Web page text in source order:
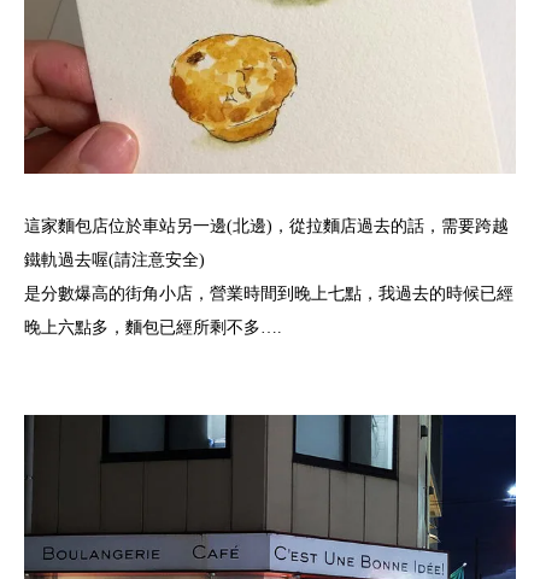
這家麵包店位於車站另一邊(北邊)，從拉麵店過去的話，需要跨越
鐵軌過去喔(請注意安全)
是分數爆高的街角小店，營業時間到晚上七點，我過去的時候已經
晚上六點多，麵包已經所剩不多….